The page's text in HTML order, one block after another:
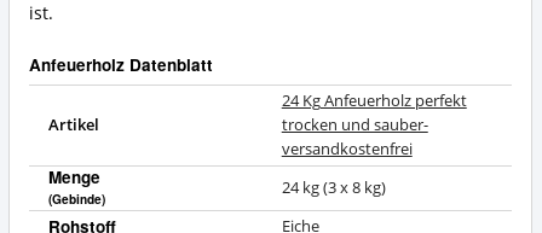
ist.
Anfeuerholz Datenblatt
Artikel
24 Kg Anfeuerholz perfekt
trocken und sauber-
versandkostenfrei
Menge
(Gebinde)
24 kg (3 x 8 kg)
Rohstoff Eiche